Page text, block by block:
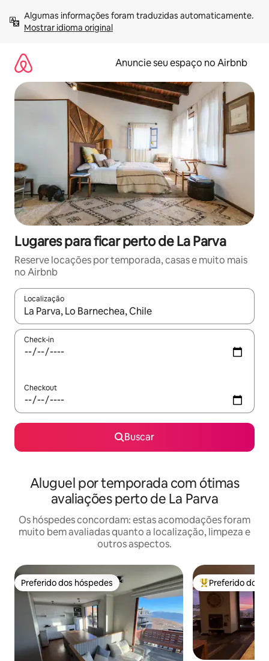
para
Mostrar idioma original
Anuncie seu espaço no Airbnb
Lugares para ficar perto de La Parva
Reserve locações por temporada, casas e muito mais
no Airbnb
Localização
Quando os resultados estiverem disponíveis, explore-os
Check-in
Checkout
Buscar
Aluguel por temporada com ótimas
avaliações perto de La Parva
Os hóspedes concordam: estas acomodações foram
muito bem avaliadas quanto a localização, limpeza e
outros aspectos.
Preferido dos hóspedes
Preferido dos hóspedes Entre os
Preferido dos